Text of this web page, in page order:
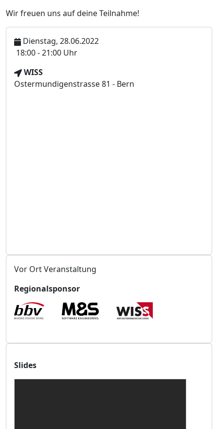
Wir freuen uns auf deine Teilnahme!
Dienstag, 28.06.2022
U
r
z
18:00 - 21:00 Uhr
V
e
t
WISS
Ostermundigenstrasse 81 - Bern
Vor Ort Veranstaltung
Regionalsponsor
Slides